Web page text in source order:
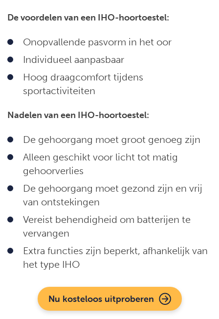
De voordelen van een IHO-hoortoestel:
Onopvallende pasvorm in het oor
Individueel aanpasbaar
Hoog draagcomfort tijdens
sportactiviteiten
Nadelen van een IHO-hoortoestel:
De gehoorgang moet groot genoeg zijn
Alleen geschikt voor licht tot matig
gehoorverlies
De gehoorgang moet gezond zijn en vrij
van ontstekingen
Vereist behendigheid om batterijen te
vervangen
Extra functies zijn beperkt, afhankelijk van
het type IHO
Nu kosteloos uitproberen